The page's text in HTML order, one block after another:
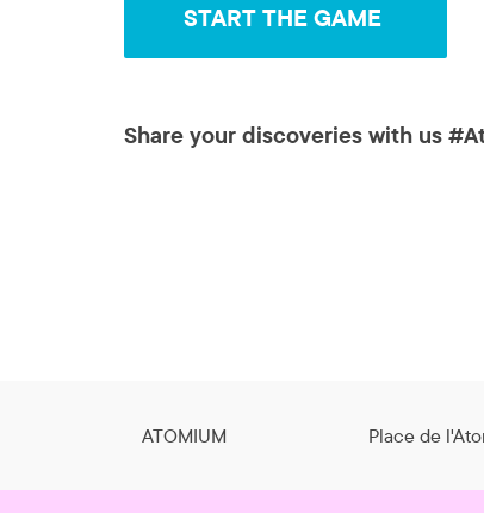
START THE GAME
Share your discoveries with us
ATOMIUM Place de